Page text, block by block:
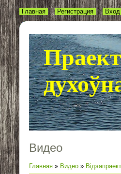
Главная Регистрация Вход
Видео
Главная » Видео »